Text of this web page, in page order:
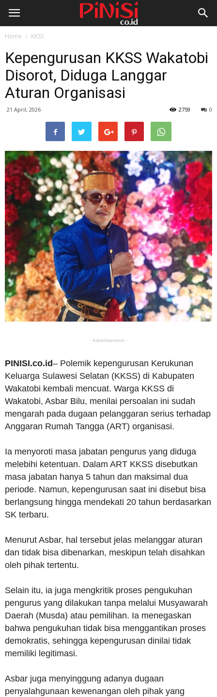
Home KKSS
Kepengurusan KKSS Wakatobi
Disorot, Diduga Langgar
Aturan Organisasi
21 April, 2026 0
2759
- Advertisement -
PINISI.co.id– Polemik kepengurusan Kerukunan
Keluarga Sulawesi Selatan (KKSS) di Kabupaten
Wakatobi kembali mencuat. Warga KKSS di
Wakatobi, Asbar Bilu, menilai persoalan ini sudah
mengarah pada dugaan pelanggaran serius terhadap
Anggaran Rumah Tangga (ART) organisasi.
Ia menyoroti masa jabatan pengurus yang diduga
melebihi ketentuan. Dalam ART KKSS disebutkan
masa jabatan hanya 5 tahun dan maksimal dua
periode. Namun, kepengurusan saat ini disebut bisa
berlangsung hingga mendekati 20 tahun berdasarkan
SK terbaru.
Menurut Asbar, hal tersebut jelas melanggar aturan
dan tidak bisa dibenarkan, meskipun telah disahkan
oleh pihak tertentu.
Selain itu, ia juga mengkritik proses pengukuhan
pengurus yang dilakukan tanpa melalui Musyawarah
Daerah (Musda) atau pemilihan. Ia menegaskan
bahwa pengukuhan tidak bisa menggantikan proses
demokratis, sehingga kepengurusan dinilai tidak
memiliki legitimasi.
Asbar juga menyinggung adanya dugaan
penyalahgunaan kewenangan oleh pihak yang